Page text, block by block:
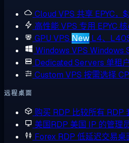
Cloud VPS 共享 EPYC，
高性能 VPS 专用 EPYC
GPU VPS New L4、
Windows VPS Windows
Dedicated Servers 单租
Custom VPS 按需选择
远程桌面
购买 RDP 比较所有 RDP
美国RDP 美国 IP 的管理
Forex RDP 低延迟交易桌